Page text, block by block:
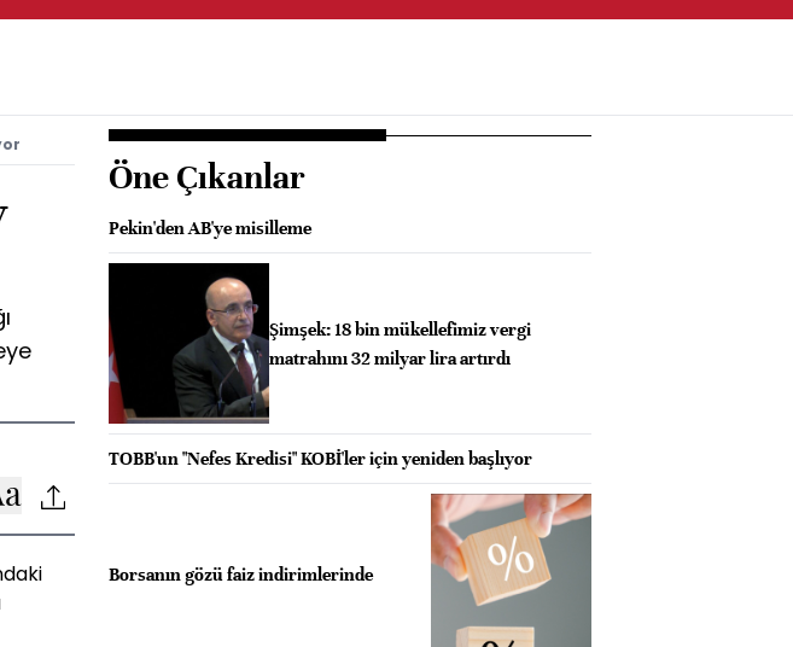
Öne Çıkanlar
Pekin'den AB'ye misilleme
Şimşek: 18 bin mükellefimiz vergi
matrahını 32 milyar lira artırdı
TOBB'un "Nefes Kredisi" KOBİ'ler için yeniden başlıyor
Borsanın gözü faiz indirimlerinde